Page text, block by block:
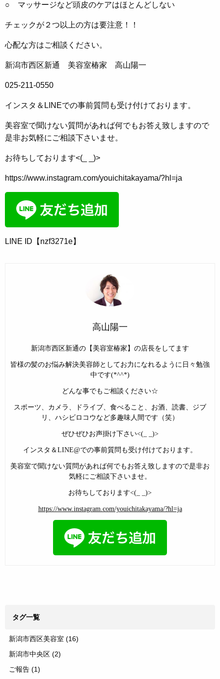
○ マッサージなど頭皮のケアはほとんどしない
チェックが２つ以上の方は要注意！！
心配な方はご相談ください。
新潟市西区新通 美容室椿家 高山陽一
025-211-0550
インスタ＆LINEでの事前質問も受け付けております。
美容室で聞けない質問があれば何でもお答え致しますので
是非お気軽にご相談下さいませ。
お待ちしております<(_ _)>
https://www.instagram.com/youichitakayama/?hl=ja
LINE ID【nzf3271e】
高山陽一
新潟市西区新通の【美容室椿家】の店長をしてます
皆様の髪のお悩み解決美容師としてお力になれるように日々勉強
中です(*^^*)
どんな事でもご相談ください☆
スポーツ、カメラ、ドライブ、食べること、お酒、読書、ジブ
リ、ハシビロコウなど多趣味人間です（笑）
ぜひぜひお声掛け下さい<(_ _)>
インスタ＆LINE@での事前質問も受け付けております。
美容室で聞けない質問があれば何でもお答え致しますので是非お
気軽にご相談下さいませ。
お待ちしております<(_ _)>
https://www.instagram.com/youichitakayama/?hl=ja
タグ一覧
新潟市西区美容室 (16)
新潟市中央区 (2)
ご報告 (1)